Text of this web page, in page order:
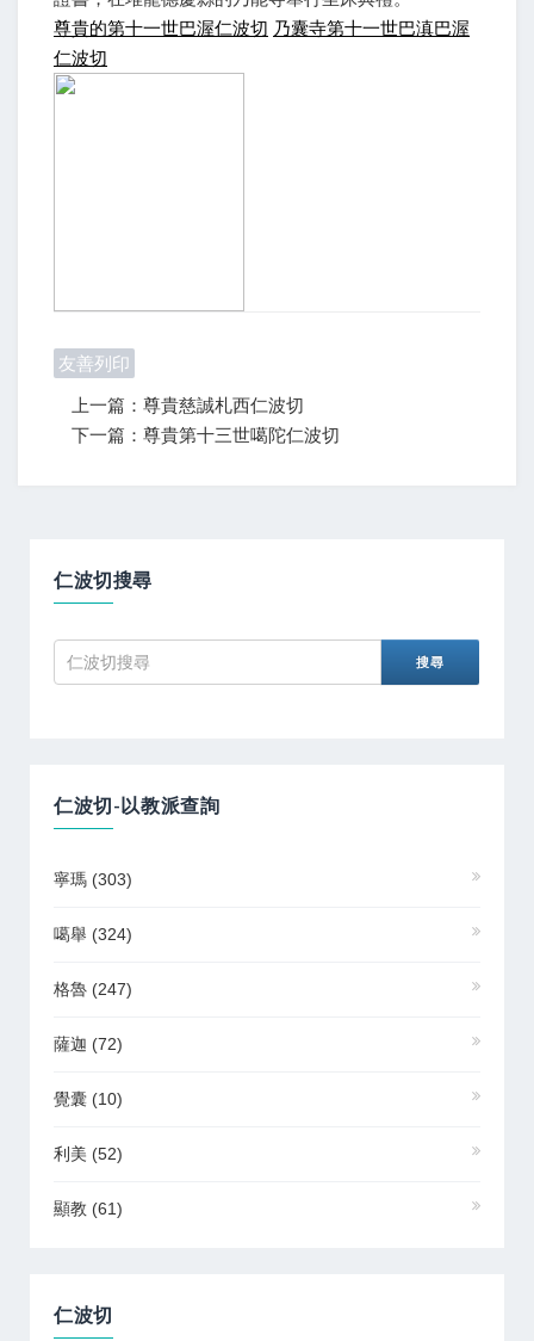
尊貴的第十一世巴渥仁波切 乃囊寺第十一世巴滇巴渥
仁波切
友善列印
上一篇：尊貴慈誠札西仁波切
下一篇：尊貴第十三世噶陀仁波切
仁波切搜尋
仁波切-以教派查詢
寧瑪 (303)
噶舉 (324)
格魯 (247)
薩迦 (72)
覺囊 (10)
利美 (52)
顯教 (61)
仁波切